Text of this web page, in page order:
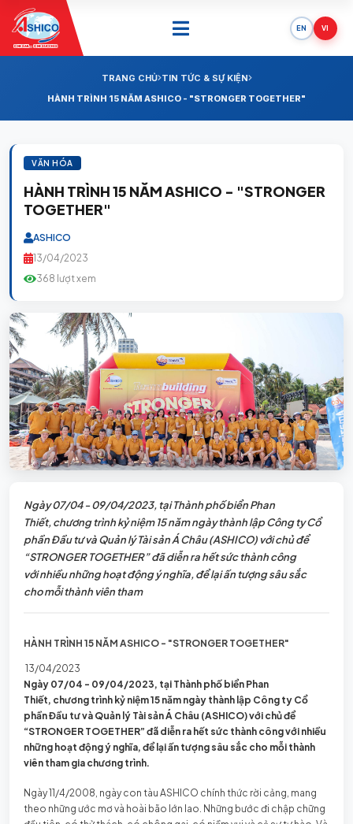
ONE SAIL - ONE SUCCESS
EN VI
TRANG CHỦ TIN TỨC & SỰ KIỆN
HÀNH TRÌNH 15 NĂM ASHICO - "STRONGER TOGETHER"
VĂN HÓA
HÀNH TRÌNH 15 NĂM ASHICO - "STRONGER
TOGETHER"
ASHICO
13/04/2023
368 lượt xem
Ngày 07/04 - 09/04/2023, tại Thành phố biển Phan
Thiết, chương trình kỷ niệm 15 năm ngày thành lập Công ty Cổ
phần Đầu tư và Quản lý Tài sản Á Châu (ASHICO) với chủ để
“STRONGER TOGETHER” đã diễn ra hết sức thành công
với nhiều những hoạt động ý nghĩa, để lại ấn tượng sâu sắc
cho mỗi thành viên tham
HÀNH TRÌNH 15 NĂM ASHICO - "STRONGER TOGETHER"
13/04/2023
Ngày 07/04 - 09/04/2023, tại Thành phố biển Phan
Thiết, chương trình kỷ niệm 15 năm ngày thành lập Công ty Cổ
phần Đầu tư và Quản lý Tài sản Á Châu (ASHICO) với chủ để
“STRONGER TOGETHER” đã diễn ra hết sức thành công với nhiều
những hoạt động ý nghĩa, để lại ấn tượng sâu sắc cho mỗi thành
viên tham gia chương trình.
Ngày 11/4/2008, ngày con tàu ASHICO chính thức rời cảng, mang
theo những ước mơ và hoài bão lớn lao. Những bước đi chập chững